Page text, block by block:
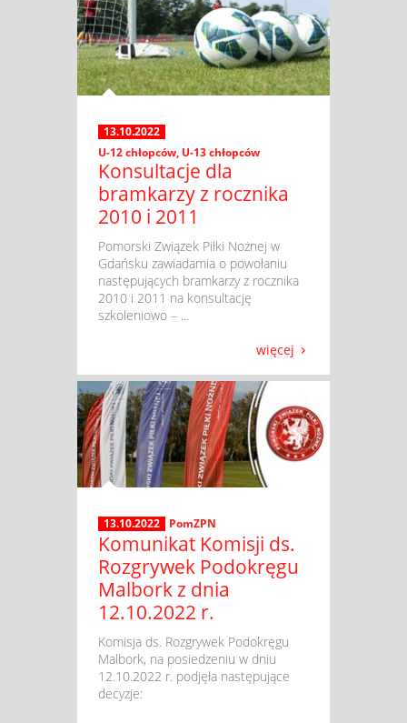
13.10.2022
U-12 chłopców, U-13 chłopców
Konsultacje dla
bramkarzy z rocznika
2010 i 2011
​ Pomorski Związek Piłki Nożnej w
Gdańsku zawiadamia o powołaniu
następujących bramkarzy z rocznika
2010 i 2011 na konsultację
szkoleniowo – ...
więcej
13.10.2022 PomZPN
Komunikat Komisji ds.
Rozgrywek Podokręgu
Malbork z dnia
12.10.2022 r.
​ Komisja ds. Rozgrywek Podokręgu
Malbork, na posiedzeniu w dniu
12.10.2022 r. podjęła następujące
decyzje: